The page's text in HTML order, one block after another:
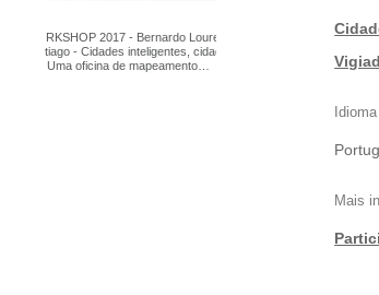
FILE WORKSHOP 2017 - Bernardo Loureiro &
Leila Santiago - Cidades inteligentes, cidades
vigiadas: Uma oficina de mapeamento
Idioma
Mais